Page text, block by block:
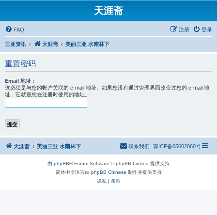
天涯斋
FAQ 登录
注册
三亚资讯 天涯斋 美丽三亚 水南林下
重置密码
Email 地址：
这必须是与您的帐户关联的 e-mail 地址。如果您没有通过管理界面改变过您的 e-mail 地
址，它就是您在注册时使用的地址。
天涯斋 美丽三亚 水南林下 琼ICP备05002060号
联系我们
由 phpBB® Forum Software © phpBB Limited 提供支持
简体中文语言由 phpBB Chinese 制作并提供支持
隐私 | 条款